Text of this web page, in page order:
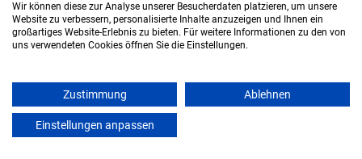
bundesweit
Start: Oktober 2026
Wir können diese zur Analyse unserer Besucherdaten platzieren, um unsere
Website zu verbessern, personalisierte Inhalte anzuzeigen und Ihnen ein
großartiges Website-Erlebnis zu bieten. Für weitere Informationen zu den von
uns verwendeten Cookies öffnen Sie die Einstellungen.
Zustimmung Ablehnen
Einstellungen anpassen